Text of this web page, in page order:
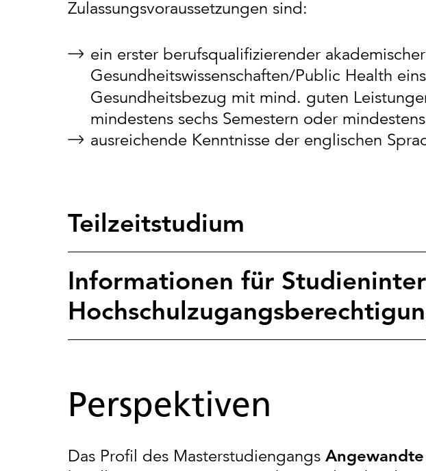
Zulassungsvoraussetzungen sind:
ein erster berufsqualifizierender
Gesundheitswissenschaften/Public Health
Gesundheitsbezug mit mind. guten
mindestens sechs Semestern oder
ausreichende Kenntnisse der englischen
Teilzeitstudium
Informationen für
Perspektiven
Das Profil des Masterstudiengangs